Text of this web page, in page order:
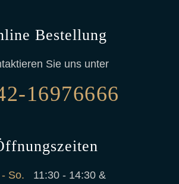
Bestellung
Sie uns unter
16976666
So.
11:30 - 14:30 &